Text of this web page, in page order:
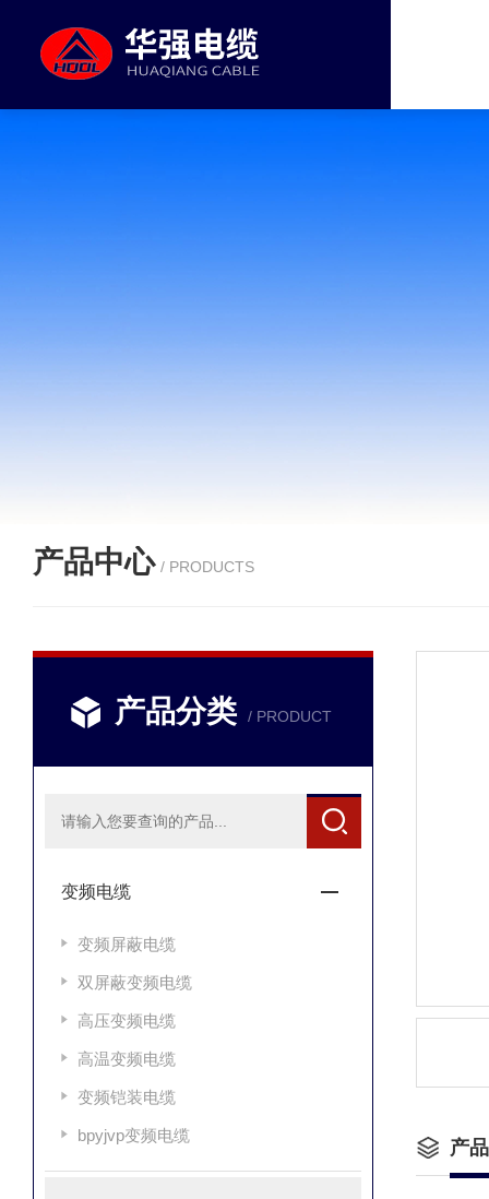
产品中心 / PRODUCTS
产品分类 / PRODUCT
变频电缆
变频屏蔽电缆
双屏蔽变频电缆
高压变频电缆
高温变频电缆
变频铠装电缆
bpyjvp变频电缆
产